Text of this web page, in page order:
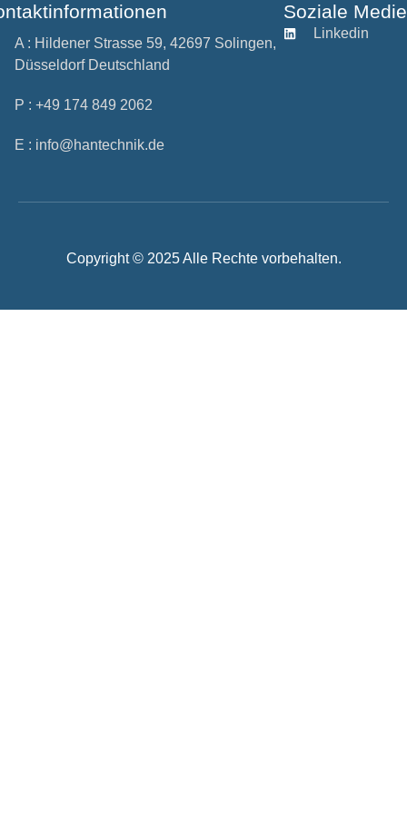
A : Hildener Strasse 59, 42697 Solingen,
Düsseldorf Deutschland
P : +49 174 849 2062
E : info@hantechnik.de
Soziale
Linkedin
Copyright © 2025 Alle Rechte vorbehalten.